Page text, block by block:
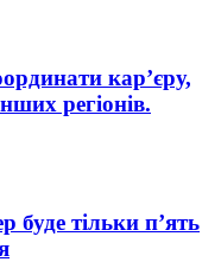
кар’єру,
регіонів.
буде тільки п’ять